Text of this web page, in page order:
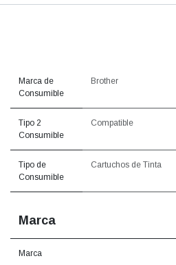
Marca de
Consumible
Brother
Tipo 2
Consumible
Compatible
Tipo de
Consumible
Cartuchos de Tinta
Marca
Marca